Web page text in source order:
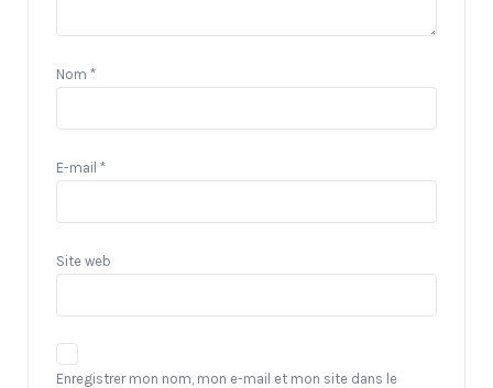
Nom *
E-mail *
Site web
Enregistrer mon nom, mon e-mail et mon site dans le